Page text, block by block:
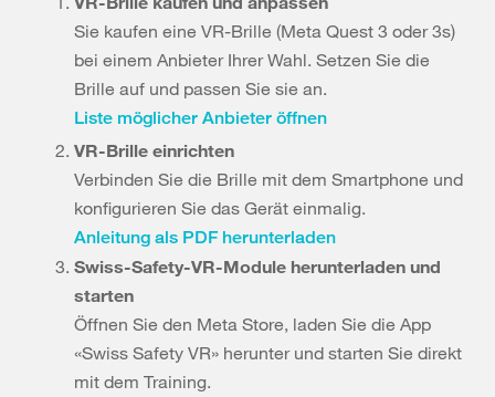
Sie kaufen eine VR-Brille (Meta Quest 3 oder 3s)
bei einem Anbieter Ihrer Wahl. Setzen Sie die
Brille auf und passen Sie sie an.
Liste möglicher Anbieter öffnen
VR-Brille einrichten
Verbinden Sie die Brille mit dem Smartphone und
konfigurieren Sie das Gerät einmalig.
Anleitung als PDF herunterladen
Swiss-Safety-VR-Module herunterladen und
starten
Öffnen Sie den Meta Store, laden Sie die App
«Swiss Safety VR» herunter und starten Sie direkt
mit dem Training.